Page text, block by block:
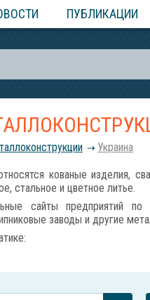
ПУБЛИКАЦИИ
Украина
кованые изделия,
стальное и цветное литье.
сайты предприятий по
заводы и другие